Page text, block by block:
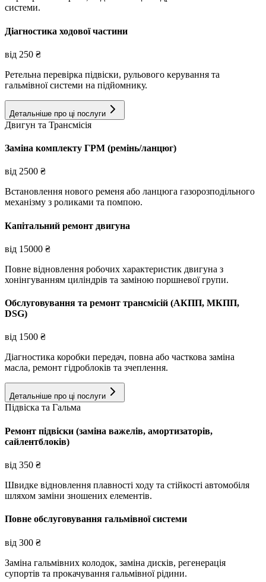
системи.
Діагностика ходової частини
від 250 ₴
Ретельна перевірка підвіски, рульового керування та
гальмівної системи на підйомнику.
Детальніше про ці послуги
Двигун та Трансмісія
Заміна комплекту ГРМ (ремінь/ланцюг)
від 2500 ₴
Встановлення нового ременя або ланцюга газорозподільного
механізму з роликами та помпою.
Капітальний ремонт двигуна
від 15000 ₴
Повне відновлення робочих характеристик двигуна з
хонінгуванням циліндрів та заміною поршневої групи.
Обслуговування та ремонт трансмісій (АКПП, МКПП,
DSG)
від 1500 ₴
Діагностика коробки передач, повна або часткова заміна
масла, ремонт гідроблоків та зчеплення.
Детальніше про ці послуги
Підвіска та Гальма
Ремонт підвіски (заміна важелів, амортизаторів,
сайлентблоків)
від 350 ₴
Швидке відновлення плавності ходу та стійкості автомобіля
шляхом заміни зношених елементів.
Повне обслуговування гальмівної системи
від 300 ₴
Заміна гальмівних колодок, заміна дисків, регенерація
супортів та прокачування гальмівної рідини.